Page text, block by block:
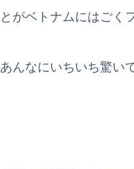
とがベトナムにはごく
あんなにいちいち驚い